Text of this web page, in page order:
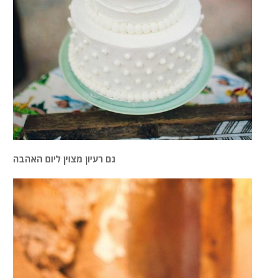
גם רעיון מצוין ליום האהבה